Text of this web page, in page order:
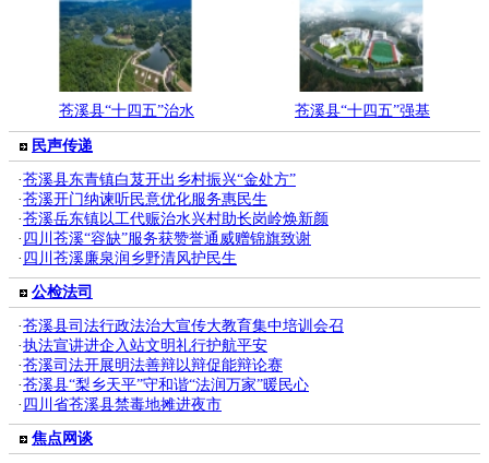
苍溪县“十四五”治水 苍溪县“十四五”强基
民声传递
·苍溪县东青镇白芨开出乡村振兴“金处方”
·苍溪开门纳谏听民意优化服务惠民生
·苍溪岳东镇以工代赈治水兴村助长岗岭焕新颜
· 四川苍溪“容缺”服务获赞誉通威赠锦旗致谢
· 四川苍溪廉泉润乡野清风护民生
公检法司
·苍溪县司法行政法治大宣传大教育集中培训会召
·执法宣讲进企入站文明礼行护航平安
·苍溪司法开展明法善辩以辩促能辩论赛
·苍溪县“梨乡天平”守和谐“法润万家”暖民心
· 四川省苍溪县禁毒地摊进夜市
焦点网谈